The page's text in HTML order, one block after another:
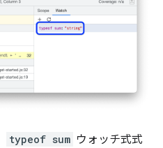
typeof sum ウォッチ式式